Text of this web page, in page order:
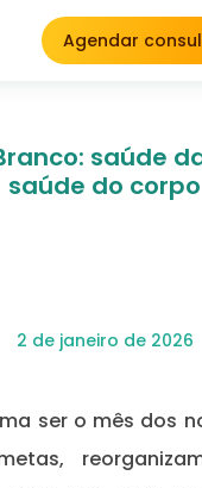
Agendar
saúde
saúde do corpo
2 de janeiro de 2026
ser o mês dos